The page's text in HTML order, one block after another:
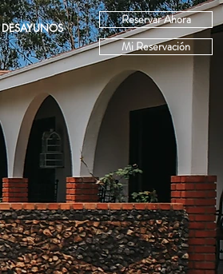
DESAYUNOS
Reservar Ahora
Mi Reservación